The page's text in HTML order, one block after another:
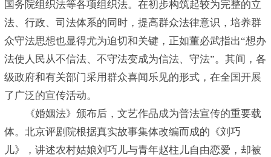
国务院组织法等各项组织法。在初步构筑起较为完整的立
法、行政、司法体系的同时，提高群众法律意识，培养群
众守法思想也显得尤为迫切和关键，正如董必武指出“想办
法使人民从不信法、不守法变成为信法、守法”。其间，各
级政府和有关部门采用群众喜闻乐见的形式，在全国开展
了广泛的宣传活动。
《婚姻法》颁布后，文艺作品成为普法宣传的重要载
体。北京评剧院根据真实故事集体改编而成的《刘巧
儿》，讲述农村姑娘刘巧儿与青年赵柱儿自由恋爱，却被